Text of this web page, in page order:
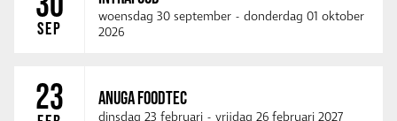
SEP
woensdag 30 september - donderdag 01 oktober
2026
23 ANUGA FOODTEC
dinsdag 23 februari - vrijdag 26 februari 2027